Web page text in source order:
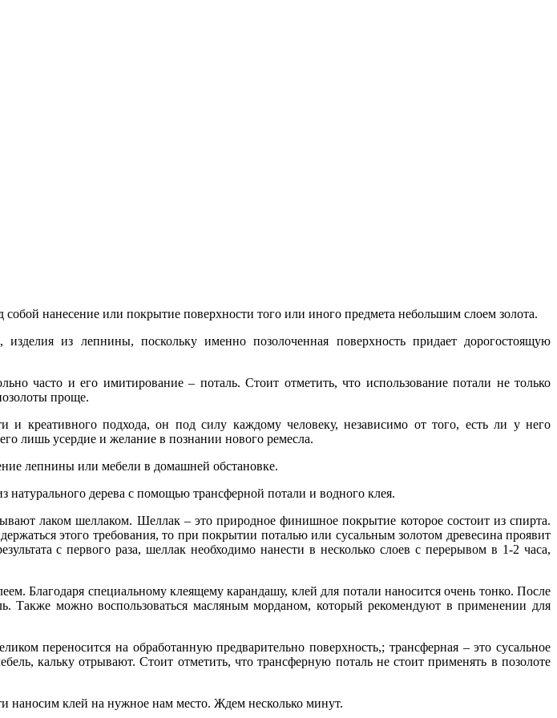
нанесение или покрытие поверхности того или иного предмета небольшим слоем золота.
из лепнины, поскольку именно позолоченная поверхность придает дорогостоящую
часто и его имитирование – поталь. Стоит отметить, что использование потали не только
проще.
и креативного подхода, он под силу каждому человеку, независимо от того, есть ли у него
лишь усердие и желание в познании нового ремесла.
лепнины или мебели в домашней обстановке.
натурального дерева с помощью трансферной потали и водного клея.
лаком шеллаком. Шеллак – это природное финишное покрытие которое состоит из спирта.
этого требования, то при покрытии поталью или сусальным золотом древесина проявит
с первого раза, шеллак необходимо нанести в несколько слоев с перерывом в 1-2 часа,
Благодаря специальному клеящему карандашу, клей для потали наносится очень тонко. После
Также можно воспользоваться масляным морданом, который рекомендуют в применении для
переносится на обработанную предварительно поверхность,; трансферная – это сусальное
кальку отрывают. Стоит отметить, что трансферную поталь не стоит применять в позолоте
наносим клей на нужное нам место. Ждем несколько минут.